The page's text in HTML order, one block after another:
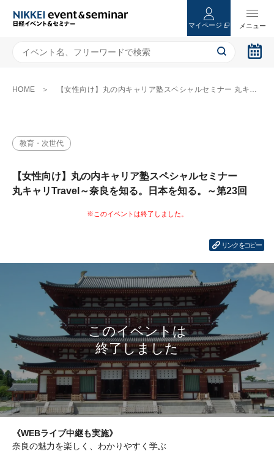
マイページ
HOME 【女性向け】丸の内キャリア塾スペシャルセミナー 丸キャリTravel～奈良を知る。日本を知る。～第23回
教育・次世代
【女性向け】丸の内キャリア塾スペシャルセミナー
丸キャリTravel～奈良を知る。日本を知る。～第23回
リンクをコピー
《WEBライブ中継も実施》
奈良の魅力を楽しく、わかりやすく学ぶ